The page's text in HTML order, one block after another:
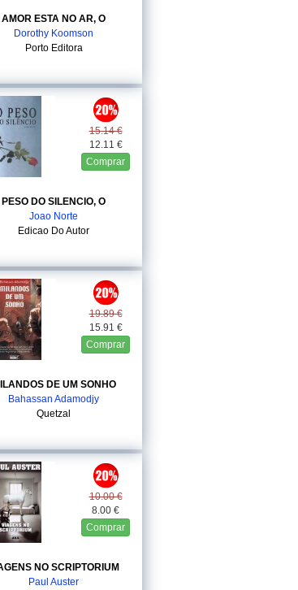
AMOR ESTA NO AR, O
Dorothy Koomson
Porto Editora
15.14 €
12.11 €
Comprar
PESO DO SILENCIO, O
Joao Norte
Edicao Do Autor
19.89 €
15.91 €
Comprar
DE UM SONHO
Bahassan Adamodjy
Quetzal
10.00 €
8.00 €
Comprar
NO SCRIPTORIUM
Paul Auster